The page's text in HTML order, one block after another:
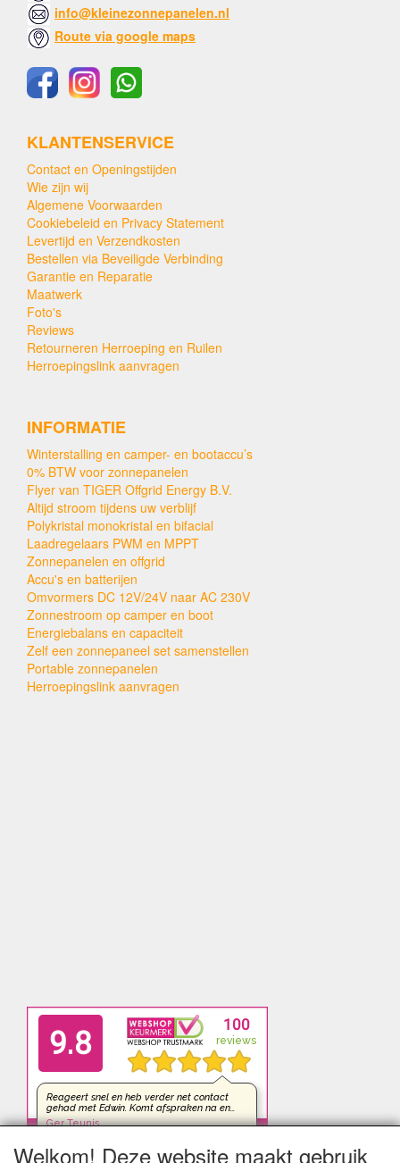
info@kleinezonnepanelen.nl
Route via google maps
KLANTENSERVICE
Contact en Openingstijden
Wie zijn wij
Algemene Voorwaarden
Cookiebeleid en Privacy Statement
Levertijd en Verzendkosten
Bestellen via Beveiligde Verbinding
Garantie en Reparatie
Maatwerk
Foto's
Reviews
Retourneren Herroeping en Ruilen
Herroepingslink aanvragen
INFORMATIE
Winterstalling en camper- en bootaccu’s
0% BTW voor zonnepanelen
Flyer van TIGER Offgrid Energy B.V.
Altijd stroom tijdens uw verblijf
Polykristal monokristal en bifacial
Laadregelaars PWM en MPPT
Zonnepanelen en offgrid
Accu's en batterijen
Omvormers DC 12V/24V naar AC 230V
Zonnestroom op camper en boot
Energiebalans en capaciteit
Zelf een zonnepaneel set samenstellen
Portable zonnepanelen
Herroepingslink aanvragen
Welkom! Deze website maakt gebruik